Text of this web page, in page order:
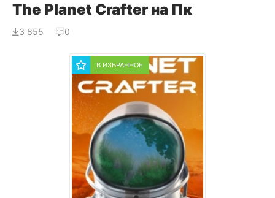
The Planet Crafter на Пк
3 855 0
В ИЗБРАННОЕ